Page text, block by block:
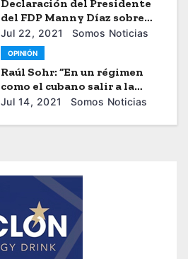
Declaración del Presidente
del FDP Manny Díaz sobre
Decisión de Juez Federal Que
Bloquea Nuevas Solicitudes
de DACA
Jul 22, 2021 Somos Noticias
OPINIÓN
Raúl Sohr: “En un régimen
como el cubano salir a la
calle tiene costos muy altos”
Jul 14, 2021 Somos Noticias